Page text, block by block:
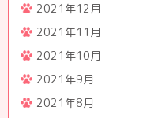
2021年12月
2021年11月
2021年10月
2021年9月
2021年8月